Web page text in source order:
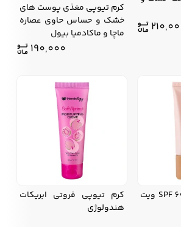
کرم تیوپی مغذی پوست های
خشک و حساس حاوی عصاره
ماچا و ماکادمیا بیول
190,000
ضد آفتاب کرمی SPF 60 ویت
کرم تیوپی فروتی ابریکات
هندولوژی